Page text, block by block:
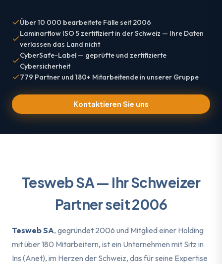
Über 10 000 bearbeitete Fälle seit 2006
Laminarflow ISO 5 zertifiziert in der Schweiz — Ihre Daten
verlassen das Land nicht
CyberSafe-Label — geprüfte und zertifizierte
Cybersicherheit
779 Partner und 180+ Mitarbeitende in unserer Gruppe
Kontaktieren Sie uns
Tesweb SA — Ihr Schweizer
Partner seit 2006
Tesweb SA, gegründet 2006 und Mitglied einer Holding
mit über 180 Mitarbeitern, ist ein Unternehmen mit Sitz in
Ins (Anet), im Herzen der Schweiz, das für seine Expertise